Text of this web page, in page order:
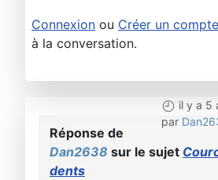
Connexion ou Créer un compte
à la conversation.
il y a 5
par
Réponse de
Dan2638 sur le sujet
dents